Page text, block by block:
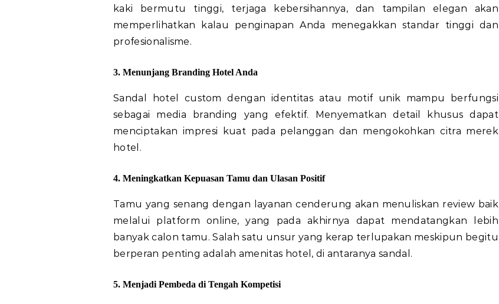
kaki bermutu tinggi, terjaga kebersihannya, dan tampilan elegan akan
memperlihatkan kalau penginapan Anda menegakkan standar tinggi dan
profesionalisme.
3. Menunjang Branding Hotel Anda
Sandal hotel custom dengan identitas atau motif unik mampu berfungsi
sebagai media branding yang efektif. Menyematkan detail khusus dapat
menciptakan impresi kuat pada pelanggan dan mengokohkan citra merek
hotel.
4. Meningkatkan Kepuasan Tamu dan Ulasan Positif
Tamu yang senang dengan layanan cenderung akan menuliskan review baik
melalui platform online, yang pada akhirnya dapat mendatangkan lebih
banyak calon tamu. Salah satu unsur yang kerap terlupakan meskipun begitu
berperan penting adalah amenitas hotel, di antaranya sandal.
5. Menjadi Pembeda di Tengah Kompetisi